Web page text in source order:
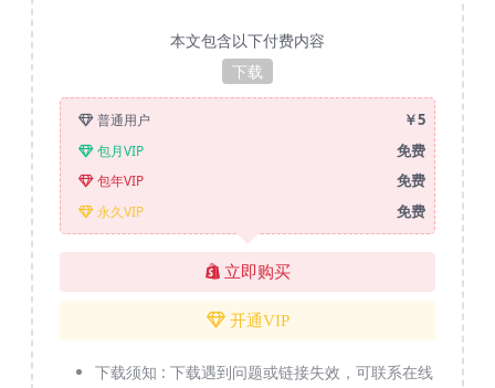
本文包含以下付费内容
下载
普通用户 ￥5
包月VIP 免费
包年VIP 免费
永久VIP 免费
立即购买
开通VIP
下载须知 : 下载遇到问题或链接失效，可联系在线